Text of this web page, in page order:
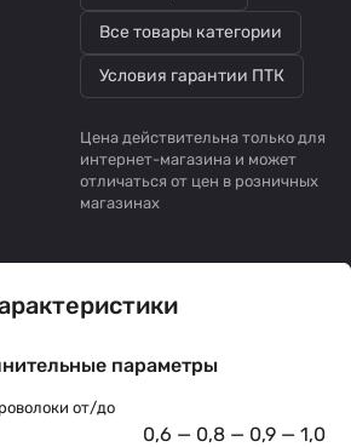
Все товары категории
Условия гарантии ПТК
Цена действительна только для
интернет-магазина и может
отличаться от цен в розничных
магазинах
параметры
от/до
0,6 — 0,8 — 0,9 — 1,0